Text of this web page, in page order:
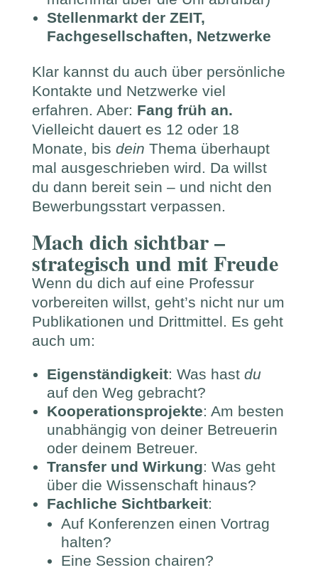
Stellenmarkt der ZEIT,
Fachgesellschaften, Netzwerke
Klar kannst du auch über persönliche
Kontakte und Netzwerke viel
erfahren. Aber: Fang früh an.
Vielleicht dauert es 12 oder 18
Monate, bis dein Thema überhaupt
mal ausgeschrieben wird. Da willst
du dann bereit sein – und nicht den
Bewerbungsstart verpassen.
Mach dich sichtbar –
strategisch und mit Freude
Wenn du dich auf eine Professur
vorbereiten willst, geht’s nicht nur um
Publikationen und Drittmittel. Es geht
auch um:
Eigenständigkeit: Was hast du
auf den Weg gebracht?
Kooperationsprojekte: Am besten
unabhängig von deiner Betreuerin
oder deinem Betreuer.
Transfer und Wirkung: Was geht
über die Wissenschaft hinaus?
Fachliche Sichtbarkeit:
Auf Konferenzen einen Vortrag
halten?
Eine Session chairen?